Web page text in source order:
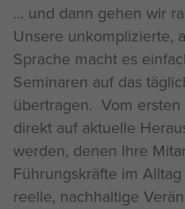
und dann gehen wir
Unsere unkomplizierte,
Sprache macht es
Seminaren auf das
übertragen. Vom ersten
direkt auf aktuelle
werden, denen Ihre
Führungskräfte im
reelle, nachhaltige